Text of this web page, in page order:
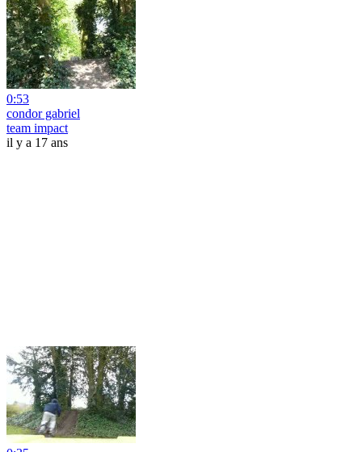
0:53
condor gabriel
team impact
il y a 17 ans